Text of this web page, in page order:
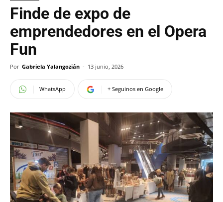
Finde de expo de
emprendedores en el Opera
Fun
Por Gabriela Yalangozián - 13 junio, 2026
WhatsApp + Seguinos en Google